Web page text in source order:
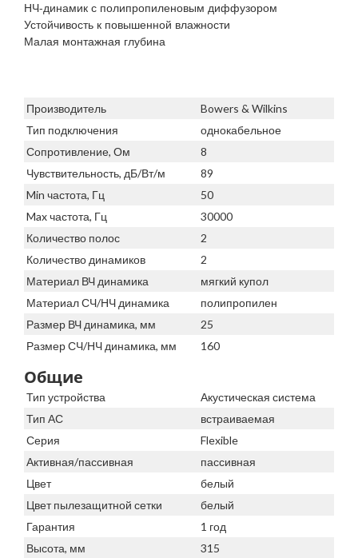
НЧ-динамик с полипропиленовым диффузором
Устойчивость к повышенной влажности
Малая монтажная глубина
Производитель
Bowers & Wilkins
Тип подключения
однокабельное
Сопротивление, Ом
8
Чувствительность, дБ/Вт/м
89
Min частота, Гц
50
Max частота, Гц
30000
Количество полос
2
Количество динамиков
2
Материал ВЧ динамика
мягкий купол
Материал СЧ/НЧ динамика
полипропилен
Размер ВЧ динамика, мм
25
Размер СЧ/НЧ динамика, мм
160
Общие
Тип устройства
Акустическая система
Тип АС
встраиваемая
Серия
Flexible
Активная/пассивная
пассивная
Цвет
белый
Цвет пылезащитной сетки
белый
Гарантия
1 год
Высота, мм
315